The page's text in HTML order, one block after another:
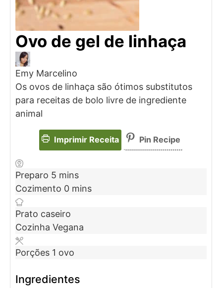
Ovo de gel de linhaça
Emy Marcelino
Os ovos de linhaça são ótimos substitutos
para receitas de bolo livre de ingrediente
animal
Imprimir Receita Pin Recipe
Preparo 5 mins
Cozimento 0 mins
Prato caseiro
Cozinha Vegana
Porções 1 ovo
Ingredientes